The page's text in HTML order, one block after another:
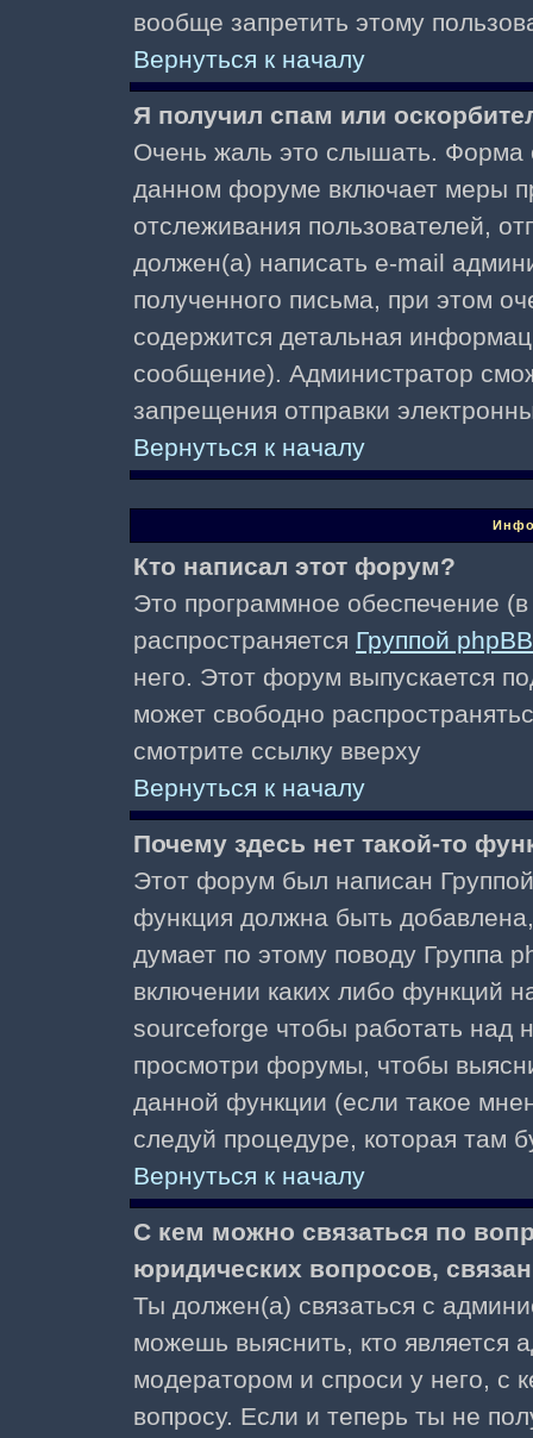
вообще запретить этому
Вернуться к началу
Я получил спам или
Очень жаль это слышать. Форма
данном форуме включает меры
отслеживания пользователей,
должен(а) написать e-mail
полученного письма, при этом
содержится детальная
сообщение). Администратор
запрещения отправки
Вернуться к началу
Кто написал этот форум?
Это программное обеспечение
распространяется Группой phpBB
него. Этот форум выпускается
может свободно
смотрите ссылку вверху
Вернуться к началу
Почему здесь нет такой-то
Этот форум был написан
функция должна быть
думает по этому поводу Группа
включении каких либо функций
sourceforge чтобы работать над
просмотри форумы, чтобы
данной функции (если такое
следуй процедуре, которая там
Вернуться к началу
С кем можно связаться по
юридических вопросов,
Ты должен(а) связаться с
можешь выяснить, кто является
модератором и спроси у него, с
вопросу. Если и теперь ты не